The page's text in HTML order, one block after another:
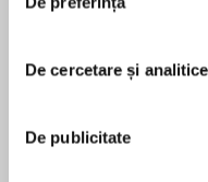
De cercetare și analitice
De publicitate
pentru această
Rebecca Stead s-a